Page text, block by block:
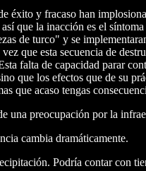
éxito y fracaso han
que la inacción es el
de turco" y se
que esta secuencia de
falta de capacidad parar
que los efectos que de su
que acaso tengas
una preocupación por la
cambia dramáticamente.
Podría contar con